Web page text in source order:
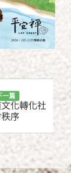
一篇
化轉化社
序